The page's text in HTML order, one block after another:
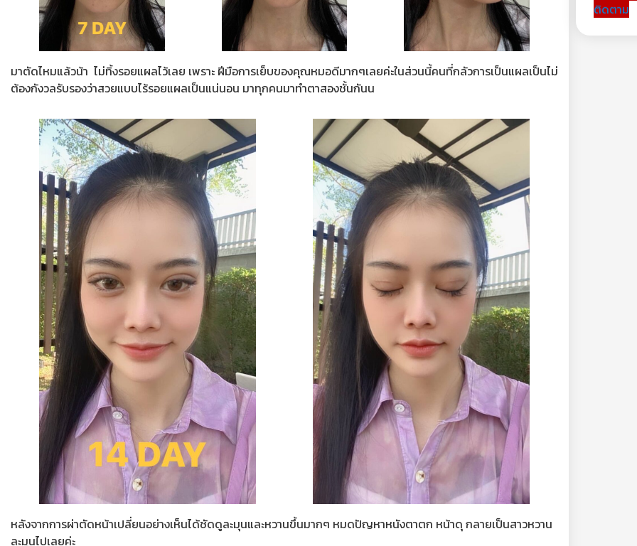
มาตัดไหมแล้วน้า ไม่ทิ้งรอยแผลไว้เลย เพราะ ฝีมือการเย็บของคุณหมอดีมากๆเลยค่ะในส่วนนี้คนที่กลัวการเป็นแผลเป็นไม่
ต้องกังวลรับรองว่าสวยแบบไร้รอยแผลเป็นแน่นอน มาทุกคนมาทำตาสองชั้นกันน
หลังจากการผ่าตัดหน้าเปลี่ยนอย่างเห็นได้ชัดดูละมุนและหวานขึ้นมากๆ หมดปัญหาหนังตาตก หน้าดุ กลายเป็นสาวหวาน
ละมุนไปเลยค่ะ
ติดตาม